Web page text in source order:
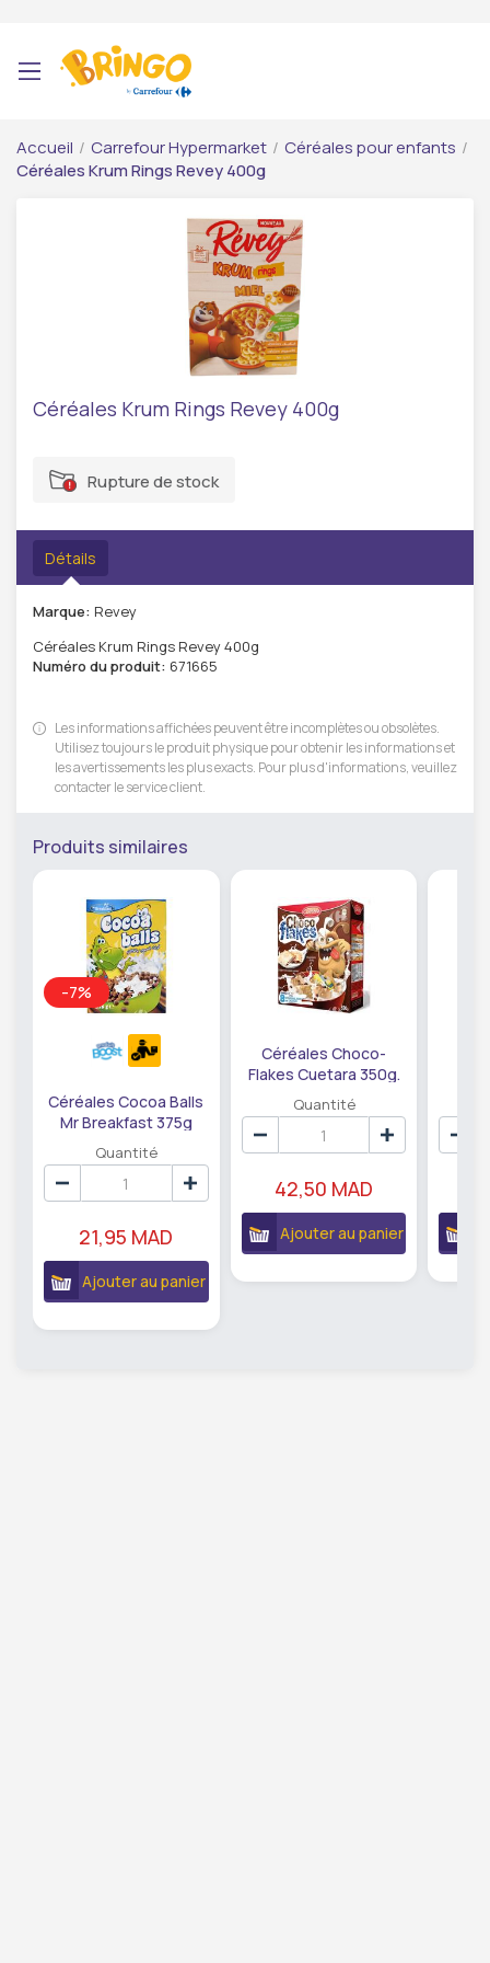
Accueil / Carrefour Hypermarket / Céréales pour enfants /
Céréales Krum Rings Revey 400g
Céréales Krum Rings Revey 400g
Rupture de stock
Détails
Marque: Revey
Céréales Krum Rings Revey 400g
Numéro du produit: 671665
Les informations affichées peuvent être incomplètes ou obsolètes.
Utilisez toujours le produit physique pour obtenir les informations et
les avertissements les plus exacts. Pour plus d'informations, veuillez
contacter le service client.
Produits similaires
-7%
Céréales Cocoa Balls
Mr Breakfast 375g
Quantité
21,95 MAD
Ajouter au panier
Céréales Choco-
Flakes Cuetara 350g.
Quantité
42,50 MAD
Ajouter au panier